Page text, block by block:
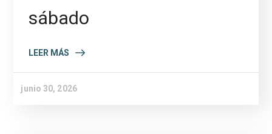
sábado
LEER MÁS
junio 30, 2026